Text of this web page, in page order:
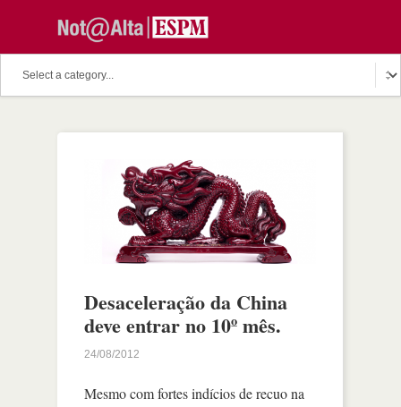
Desaceleração da China
deve entrar no 10º mês.
24/08/2012
Mesmo com fortes indícios de recuo na